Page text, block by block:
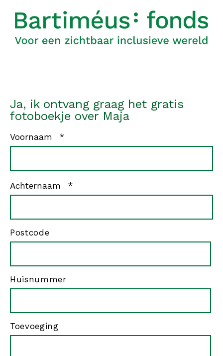
Ja, ik ontvang graag het gratis
fotoboekje over Maja
Voornaam *verplicht
Achternaam *verplicht
Adres
Postcode
Huisnummer
Toevoeging